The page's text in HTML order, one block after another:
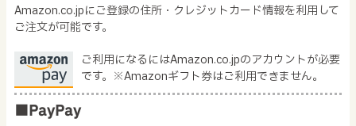
Amazon.co.jpにご登録の住所・クレジットカード情報を利用して
ご注文が可能です。
ご利用になるにはAmazon.co.jpのアカウントが必要
です。※Amazonギフト券はご利用できません。
■PayPay